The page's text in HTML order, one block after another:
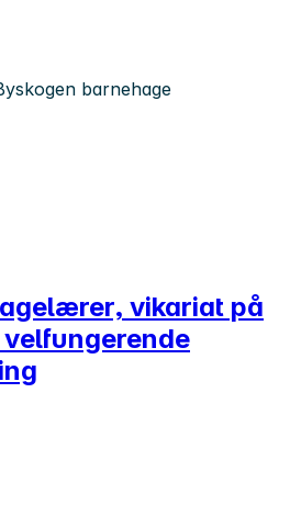
barnehage
vikariat på